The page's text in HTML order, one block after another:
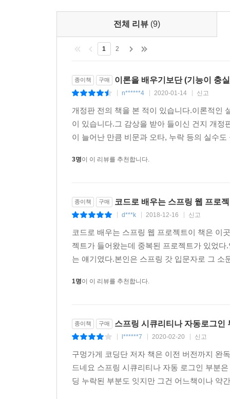
31.2 단순 로그인 처리
31.4 CSRF(Cross-site request forgery) 공격과 토큰
31.6 로그아웃의 처리와 LogoutSuccessHandler
32.1 JDBC를 이용하기 위한 테이블 설정
32.2 기존의 테이블을 이용하는 경우
33장 커스텀 UserDetailsService 활용
34장 스프링 시큐리티를 JSP에서 사용하기
34.2 표현식을 이용하는 동적 화면 구성
35장 자동 로그인(remember-me)
36.2 로그인 페이지 관련 설정
36.3 로그아웃 처리
36.4 PasswordEncoder 지정
36.5 JDBC를 이용하는 Java 설정
36.6 커스텀 UserDetailsService 설정
개정판에서는 다음과 같은 점들이 달라지게 되었
* 스프링의 버전은 5.x 버전을 사용하고, 개발도구
* 기존에 사용하던 XML과 Java Configuration(이
- 최근 스프링 관련 예제나 프로젝트에서 XML 대
* 스프링 시큐리티(Spring Security)를 추가해서 로
* Lombok 라이브러리를 활용해서 Getter/Setter
* MyBatis의 Mapper 인터페이스와 XML을 활
있습니다.
전체 리뷰 (9)
1 2
종이책 구매 이론을 배우기보단 (기능이 충
n******4 2020-01-14 신고
개정판 전의 책을 본 적이 있습니다.이론적인
이 있습니다.그 감상을 받아 들이신 건지 개
이 늘어난 만큼 비문과 오타, 누락 등의 실수
3명이 이 리뷰를 추천합니다.
종이책 구매 코드로 배우는 스프링 웹 프로
d***k 2018-12-16 신고
코드로 배우는 스프링 웹 프로젝트이 책은 이
젝트가 들어왔는데 중복된 프로젝트가 있었
는 얘기였다.본인은 스프링 갓 입문자로 그
1명이 이 리뷰를 추천합니다.
종이책 구매 스프링 시큐리티나 자동로그인
l******7 2020-02-20 신고
구멍가게 코딩단 저자 책은 이전 버전까지 완
드네요 스프링 시큐리티나 자동 로그인 부분
딩 누락된 부분도 잇지만 그건 어느책이나 약